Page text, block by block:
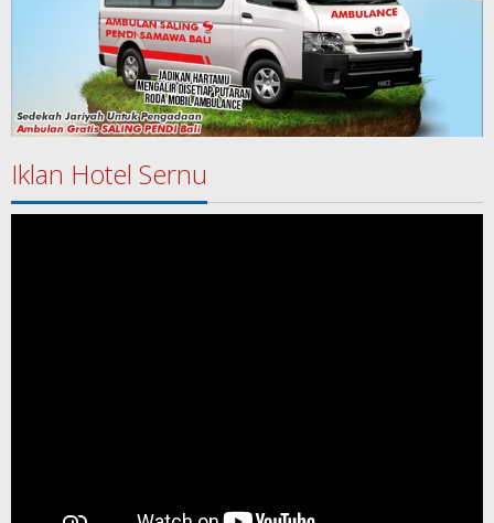
Iklan Hotel Sernu